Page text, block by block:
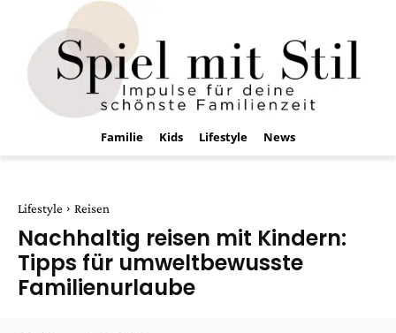
Familie Kids Lifestyle News
Lifestyle Reisen
Nachhaltig reisen mit Kindern:
Tipps für umweltbewusste
Familienurlaube